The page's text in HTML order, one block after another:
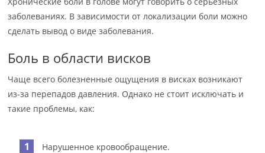
заболеваниях. В зависимости от локализации боли можно
сделать вывод о виде заболевания.
Боль в области висков
Чаще всего болезненные ощущения в висках возникают
из-за перепадов давления. Однако не стоит исключать и
такие проблемы, как:
Нарушенное кровообращение.